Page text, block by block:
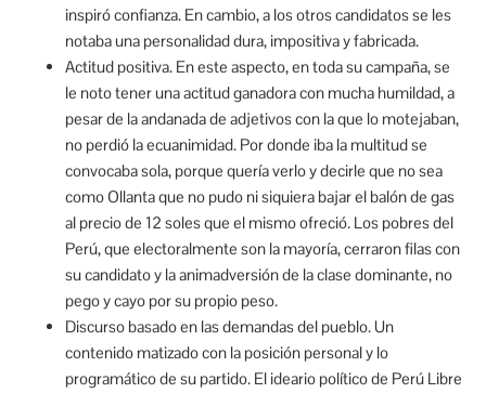
inspiró confianza. En cambio, a los otros candidatos se les
notaba una personalidad dura, impositiva y fabricada.
Actitud positiva. En este aspecto, en toda su campaña, se
le noto tener una actitud ganadora con mucha humildad, a
pesar de la andanada de adjetivos con la que lo motejaban,
no perdió la ecuanimidad. Por donde iba la multitud se
convocaba sola, porque quería verlo y decirle que no sea
como Ollanta que no pudo ni siquiera bajar el balón de gas
al precio de 12 soles que el mismo ofreció. Los pobres del
Perú, que electoralmente son la mayoría, cerraron filas con
su candidato y la animadversión de la clase dominante, no
pego y cayo por su propio peso.
Discurso basado en las demandas del pueblo. Un
contenido matizado con la posición personal y lo
programático de su partido. El ideario político de Perú Libre